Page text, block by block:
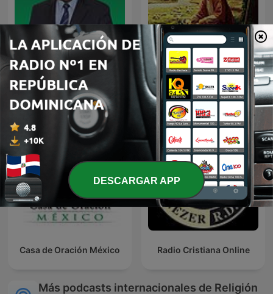
Alejandro Bullón Podcast Musica cristiana
Casa de Oración México Radio Cristiana Online
Más podcasts internacionales de Religión
DESCARGAR APP